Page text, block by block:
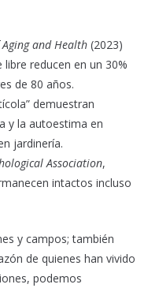
and Health (2023)
reducen en un 30%
de 80 años.
demuestran
y la autoestima en
jardinería.
Association,
intactos incluso
y campos; también
de quienes han vivido
podemos